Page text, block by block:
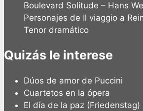
Boulevard Solitude – Hans
Personajes de Il viaggio a
Tenor dramático
Quizás le interese
Dúos de amor de Puccini
Cuartetos en la ópera
El día de la paz (Friedenstag)